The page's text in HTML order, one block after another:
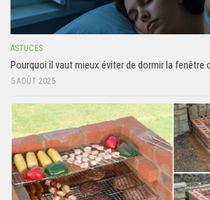
ASTUCES
Pourquoi il vaut mieux éviter de dormir la fenêtre
5 AOÛT 2025